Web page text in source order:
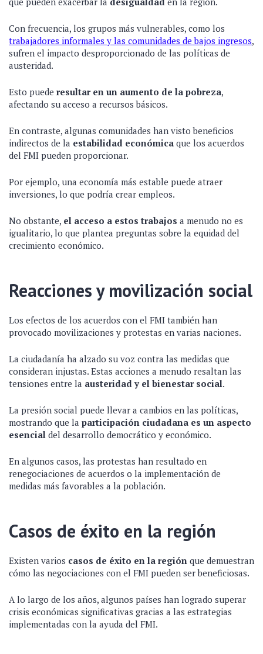
Con frecuencia, los grupos más vulnerables, como los
trabajadores informales y las comunidades de bajos ingresos,
sufren el impacto desproporcionado de las políticas de
austeridad.
Esto puede resultar en un aumento de la pobreza,
afectando su acceso a recursos básicos.
En contraste, algunas comunidades han visto beneficios
indirectos de la estabilidad económica que los acuerdos
del FMI pueden proporcionar.
Por ejemplo, una economía más estable puede atraer
inversiones, lo que podría crear empleos.
No obstante, el acceso a estos trabajos a menudo no es
igualitario, lo que plantea preguntas sobre la equidad del
crecimiento económico.
Reacciones y movilización social
Los efectos de los acuerdos con el FMI también han
provocado movilizaciones y protestas en varias naciones.
La ciudadanía ha alzado su voz contra las medidas que
consideran injustas. Estas acciones a menudo resaltan las
tensiones entre la austeridad y el bienestar social.
La presión social puede llevar a cambios en las políticas,
mostrando que la participación ciudadana es un aspecto
esencial del desarrollo democrático y económico.
En algunos casos, las protestas han resultado en
renegociaciones de acuerdos o la implementación de
medidas más favorables a la población.
Casos de éxito en la región
Existen varios casos de éxito en la región que demuestran
cómo las negociaciones con el FMI pueden ser beneficiosas.
A lo largo de los años, algunos países han logrado superar
crisis económicas significativas gracias a las estrategias
implementadas con la ayuda del FMI.